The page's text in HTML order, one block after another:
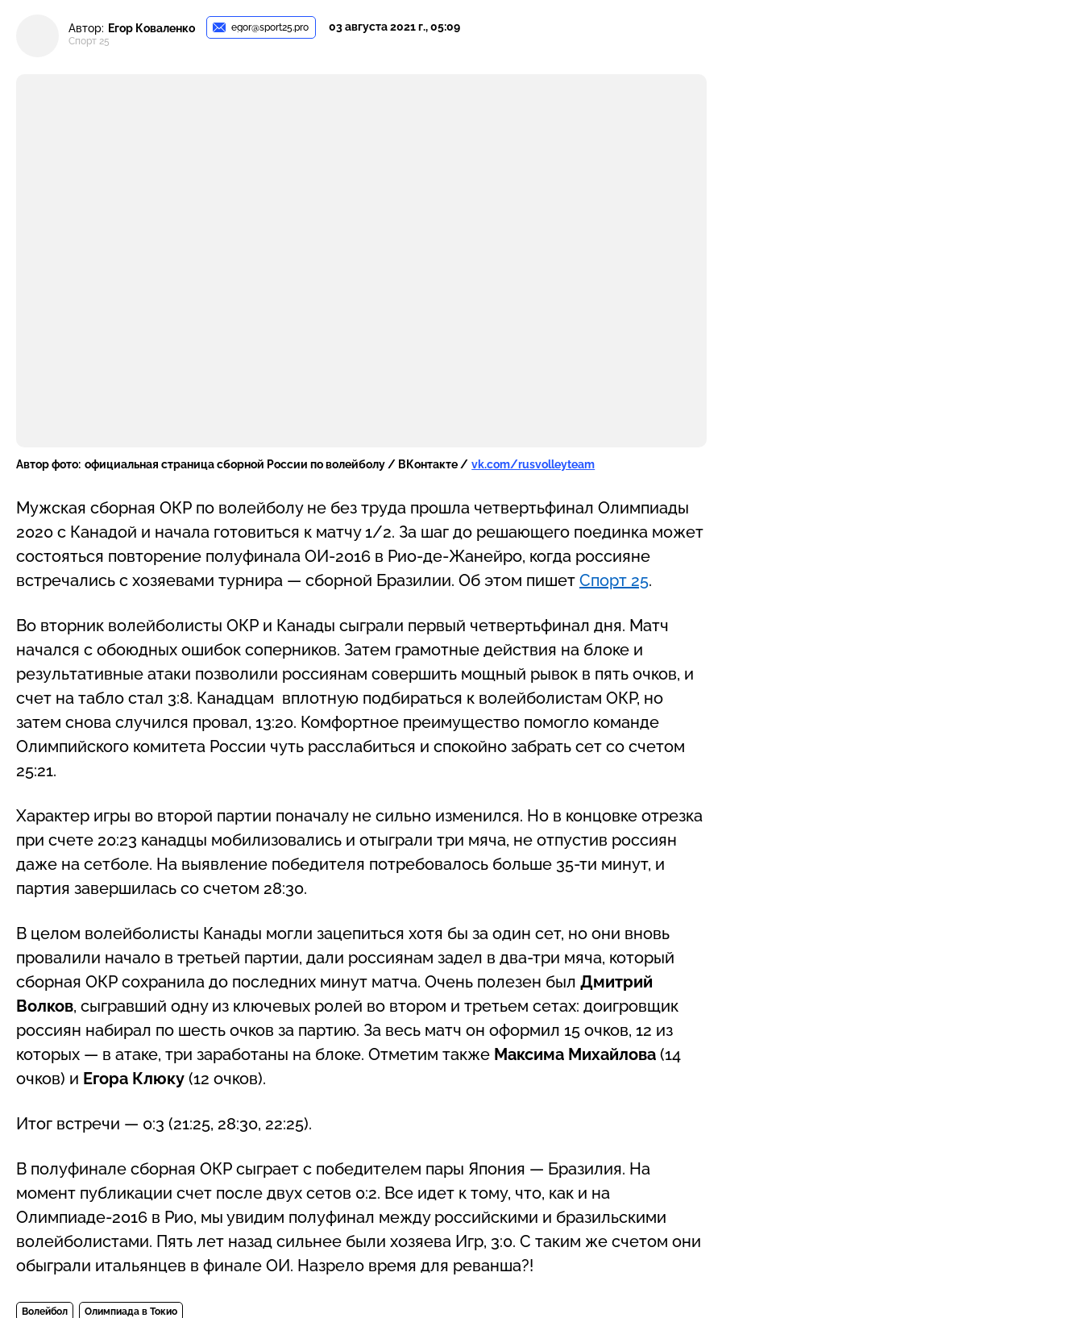
Автор: Егор Коваленко
Спорт 25
egor@sport25.pro 03 августа 2021 г., 05:09
Автор фото: официальная страница сборной России по волейболу / ВКонтакте / vk.com/rusvolleyteam
Мужская сборная ОКР по волейболу не без труда прошла четвертьфинал Олимпиады
2020 с Канадой и начала готовиться к матчу 1/2. За шаг до решающего поединка может
состояться повторение полуфинала ОИ-2016 в Рио-де-Жанейро, когда россияне
встречались с хозяевами турнира — сборной Бразилии. Об этом пишет Спорт 25.
Во вторник волейболисты ОКР и Канады сыграли первый четвертьфинал дня. Матч
начался с обоюдных ошибок соперников. Затем грамотные действия на блоке и
результативные атаки позволили россиянам совершить мощный рывок в пять очков, и
счет на табло стал 3:8. Канадцам вплотную подбираться к волейболистам ОКР, но
затем снова случился провал, 13:20. Комфортное преимущество помогло команде
Олимпийского комитета России чуть расслабиться и спокойно забрать сет со счетом
25:21.
Характер игры во второй партии поначалу не сильно изменился. Но в концовке отрезка
при счете 20:23 канадцы мобилизовались и отыграли три мяча, не отпустив россиян
даже на сетболе. На выявление победителя потребовалось больше 35-ти минут, и
партия завершилась со счетом 28:30.
В целом волейболисты Канады могли зацепиться хотя бы за один сет, но они вновь
провалили начало в третьей партии, дали россиянам задел в два-три мяча, который
сборная ОКР сохранила до последних минут матча. Очень полезен был Дмитрий
Волков, сыгравший одну из ключевых ролей во втором и третьем сетах: доигровщик
россиян набирал по шесть очков за партию. За весь матч он оформил 15 очков, 12 из
которых — в атаке, три заработаны на блоке. Отметим также Максима Михайлова (14
очков) и Егора Клюку (12 очков).
Итог встречи — 0:3 (21:25, 28:30, 22:25).
В полуфинале сборная ОКР сыграет с победителем пары Япония — Бразилия. На
момент публикации счет после двух сетов 0:2. Все идет к тому, что, как и на
Олимпиаде-2016 в Рио, мы увидим полуфинал между российскими и бразильскими
волейболистами. Пять лет назад сильнее были хозяева Игр, 3:0. С таким же счетом они
обыграли итальянцев в финале ОИ. Назрело время для реванша?!
Волейбол Олимпиада в Токио